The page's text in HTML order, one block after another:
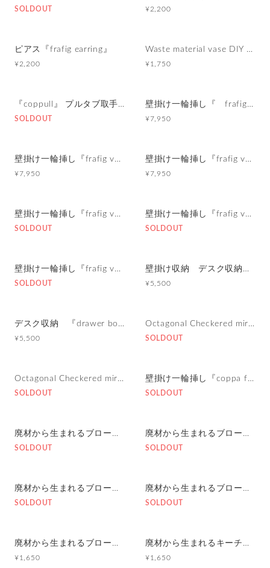
SOLDOUT ¥2,200
ピアス『frafig earring』
¥2,200
Waste material vase DIY kit
¥1,750
『coppull』 プルタブ取手の小さな一輪挿し
SOLDOUT
壁掛け一輪挿し『 frafig vase 』(フラフィグ ベース)
¥7,950
壁掛け一輪挿し『frafig vase』
¥7,950
壁掛け一輪挿し『frafig vase』
¥7,950
壁掛け一輪挿し『frafig vase』
SOLDOUT
壁掛け一輪挿し『frafig vase』
SOLDOUT
壁掛け一輪挿し『frafig vase』
SOLDOUT
壁掛け収納 デスク収納 『drawer box』細長ナチュラルブラウン
¥5,500
デスク収納 『drawer box』細長ナチュラルブラウン
¥5,500
Octagonal Checkered mirror 八角形のチェック柄ミラー(緑チェック)
SOLDOUT
Octagonal Checkered mirror 八角形のチェック柄ミラー(赤チェック)
SOLDOUT
壁掛け一輪挿し『coppa flower vase』
SOLDOUT
廃材から生まれるブローチ『frafig brooch-bird-』
SOLDOUT
廃材から生まれるブローチ『frafig brooch-bird-』
SOLDOUT
廃材から生まれるブローチ『frafig brooch-bird-』
SOLDOUT
廃材から生まれるブローチ『frafig brooch-bird-』
SOLDOUT
廃材から生まれるブローチ『frafig brooch-bird-』
¥1,650
廃材から生まれるキーチェーン/キーホルダー『frafig keychain-bird-』
¥1,650